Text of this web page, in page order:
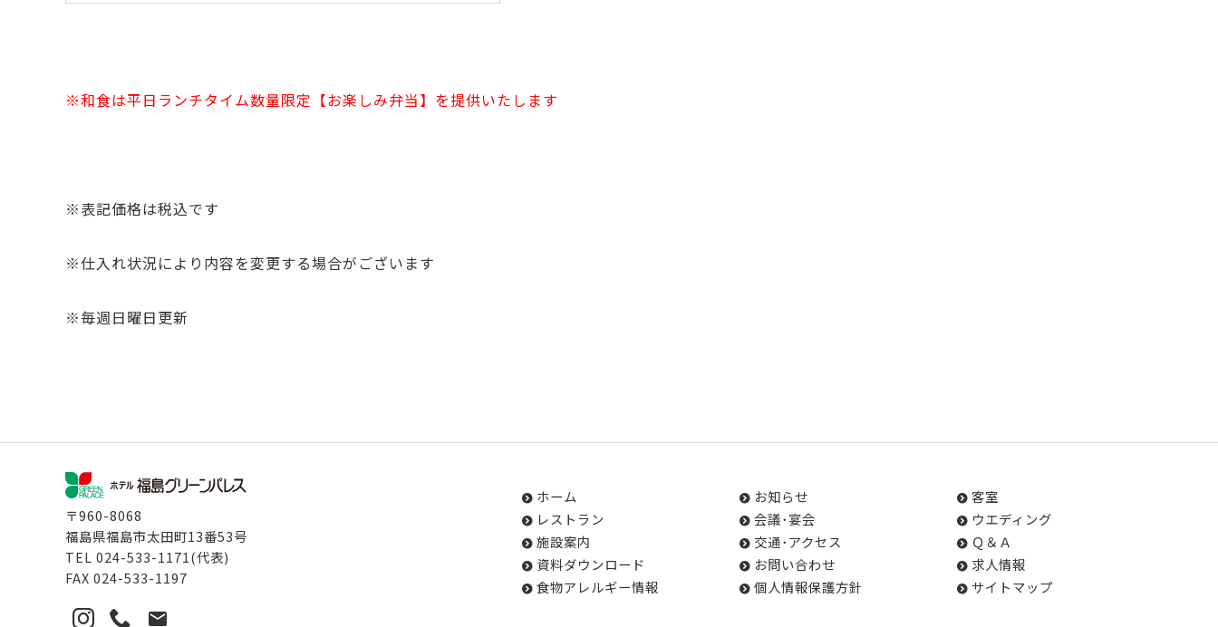
※和食は平日ランチタイム数量限定【お楽しみ弁当】を提供いたします
※表記価格は税込です
※仕入れ状況により内容を変更する場合がございます
※毎週日曜日更新
〒960-8068
福島県福島市太田町13番53号
TEL 024-533-1171(代表)
FAX 024-533-1197
ホーム お知らせ
客室
レストラン
会議･宴会
ウエディング
施設案内
交通･アクセス
Ｑ＆Ａ
資料ダウンロード
お問い合わせ
求人情報
食物アレルギー情報
個人情報保護方針 サイトマップ